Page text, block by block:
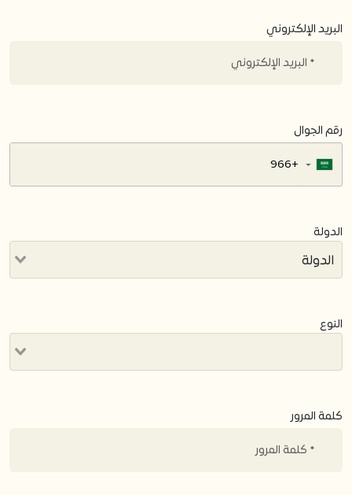
البريد الإلكتروني
رقم الجوال
▼
الدولة
النوع
كلمة المرور